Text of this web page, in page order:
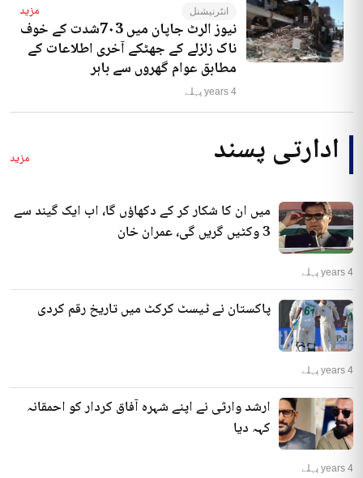
انٹرنیشنل مزید
نیوز الرٹ جاپان میں 7۰3شدت کے خوف
ناک زلزلے کے جھٹکے آخری اطلاعات کے
مطابق عوام گھروں سے باہر
4 years پہلے
ادارتی پسند مزید
میں ان کا شکار کر کے دکھاؤں گا، اب ایک گیند سے
3 وکٹیں گریں گی، عمران خان
4 years پہلے
پاکستان نے ٹیسٹ کرکٹ میں تاریخ رقم کردی
4 years پہلے
ارشد وارثی نے اپنے شہرہ آفاق کردار کو احمقانہ
کہہ دیا
4 years پہلے